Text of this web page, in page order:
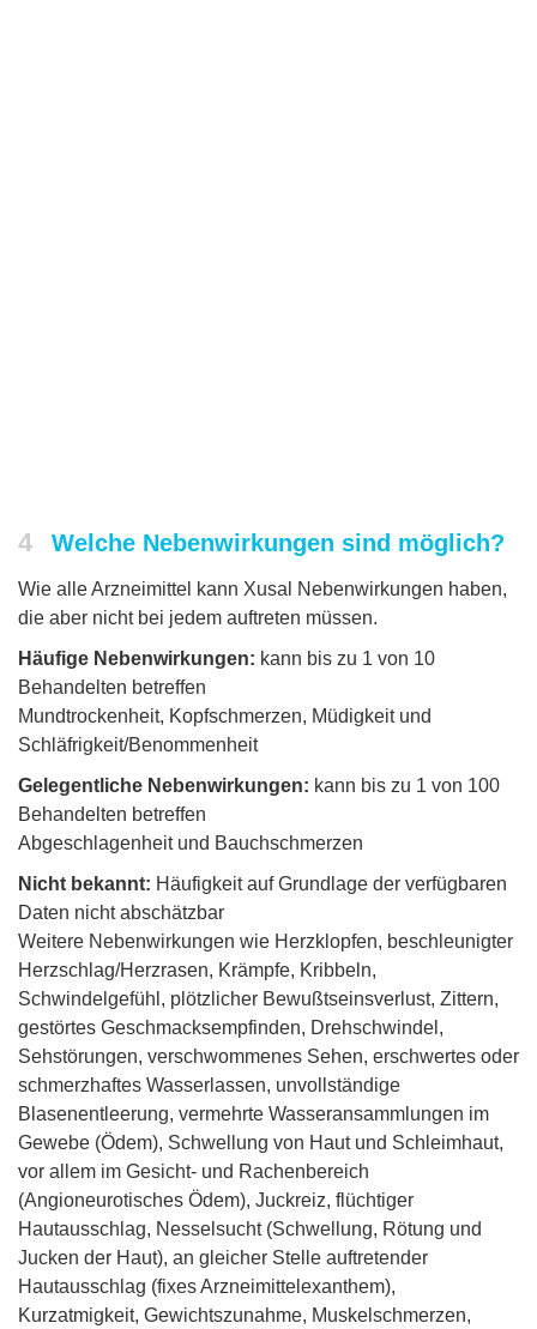
4 Welche Nebenwirkungen sind möglich?
Wie alle Arzneimittel kann Xusal Nebenwirkungen haben,
die aber nicht bei jedem auftreten müssen.
Häufige Nebenwirkungen: kann bis zu 1 von 10
Behandelten betreffen
Mundtrockenheit, Kopfschmerzen, Müdigkeit und
Schläfrigkeit/Benommenheit
Gelegentliche Nebenwirkungen: kann bis zu 1 von 100
Behandelten betreffen
Abgeschlagenheit und Bauchschmerzen
Nicht bekannt: Häufigkeit auf Grundlage der verfügbaren
Daten nicht abschätzbar
Weitere Nebenwirkungen wie Herzklopfen, beschleunigter
Herzschlag/Herzrasen, Krämpfe, Kribbeln,
Schwindelgefühl, plötzlicher Bewußtseinsverlust, Zittern,
gestörtes Geschmacksempfinden, Drehschwindel,
Sehstörungen, verschwommenes Sehen, erschwertes oder
schmerzhaftes Wasserlassen, unvollständige
Blasenentleerung, vermehrte Wasseransammlungen im
Gewebe (Ödem), Schwellung von Haut und Schleimhaut,
vor allem im Gesicht- und Rachenbereich
(Angioneurotisches Ödem), Juckreiz, flüchtiger
Hautausschlag, Nesselsucht (Schwellung, Rötung und
Jucken der Haut), an gleicher Stelle auftretender
Hautausschlag (fixes Arzneimittelexanthem),
Kurzatmigkeit, Gewichtszunahme, Muskelschmerzen,